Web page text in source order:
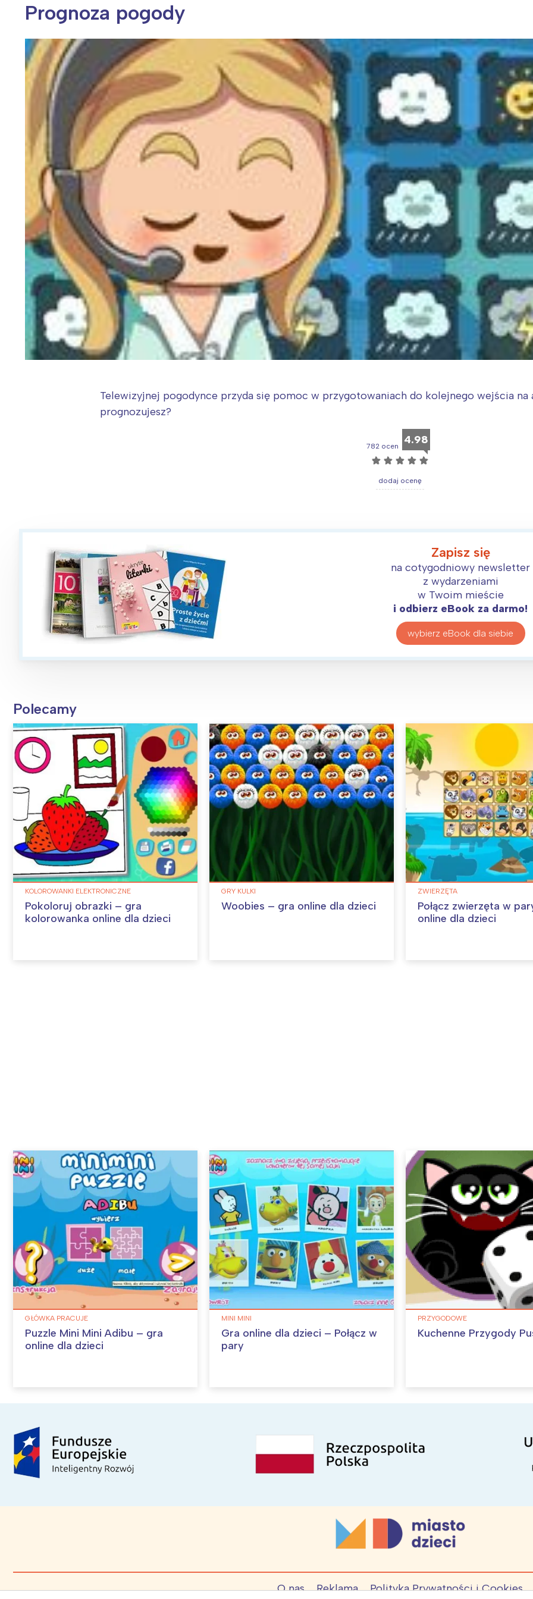
Wiosenny koncert ptaków na płocie Kwitnąca wiśnia i jej płatki Pszczoła i kwitnący ul
Prognoza pogody
Telewizyjnej pogodynce przyda się pomoc w przygotowaniach do kolejnego wejścia na
prognozujesz?
782 ocen 4.98
☆ ☆ ☆ ☆ ☆
dodaj ocenę
Zapisz się
na cotygodniowy newsletter
z wydarzeniami
w Twoim mieście
i odbierz eBook za darmo!
wybierz eBook dla siebie
Polecamy
KOLOROWANKI ELEKTRONICZNE
Pokoloruj obrazki – gra
kolorowanka online dla dzieci
GRY KULKI
Woobies – gra online dla dzieci
ZWIERZĘTA
Połącz zwierzęta w
online dla dzieci
GŁÓWKA PRACUJE
Puzzle Mini Mini Adibu – gra
online dla dzieci
MINI MINI
Gra online dla dzieci – Połącz w
pary
PRZYGODOWE
Kuchenne Przygody
O nas Reklama Polityka Prywatności i Cookies
Interesują mnie wydarzenia z tego
Śląsk
Kraków
Wybieram